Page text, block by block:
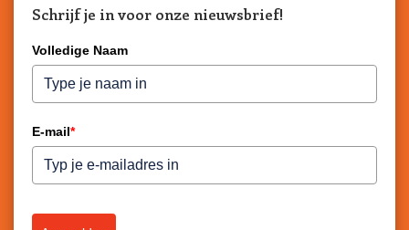
Schrijf je in voor onze nieuwsbrief!
Volledige Naam
E-mail*